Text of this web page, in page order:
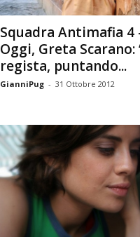
Squadra Antimafia 4
Oggi, Greta Scarano:
regista, puntando...
GianniPug - 31 Ottobre 2012